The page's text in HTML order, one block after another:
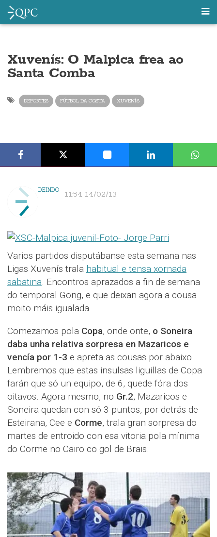
Xuvenís: O Malpica frea ao
Santa Comba
DEPORTES FÚTBOL DA COSTA XUVENÍS
DEINDO 11:54 14/02/13
Varios partidos disputábanse esta semana nas
Ligas Xuvenís trala habitual e tensa xornada
sabatina. Encontros aprazados a fin de semana
do temporal Gong, e que deixan agora a cousa
moito máis igualada.
Comezamos pola Copa, onde onte, o Soneira
daba unha relativa sorpresa en Mazaricos e
vencía por 1-3 e apreta as cousas por abaixo.
Lembremos que estas insulsas liguillas de Copa
farán que só un equipo, de 6, quede fóra dos
oitavos. Agora mesmo, no Gr.2, Mazaricos e
Soneira quedan con só 3 puntos, por detrás de
Esteirana, Cee e Corme, trala gran sorpresa do
martes de entroido con esa vitoria pola mínima
do Corme no Cairo co gol de Brais.